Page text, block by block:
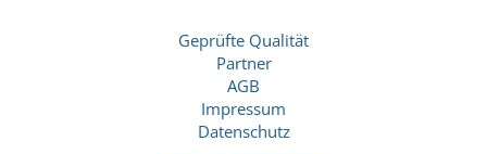
Geprüfte Qualität
Partner
AGB
Impressum
Datenschutz